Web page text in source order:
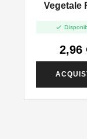
Vegetale
120ml

2,96